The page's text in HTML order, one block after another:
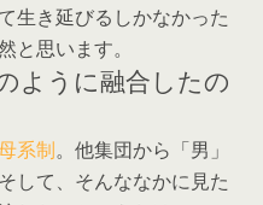
生き延びるしかなかった
と思います。
ように融合したの
系制。他集団から「男」
して、そんななかに見た